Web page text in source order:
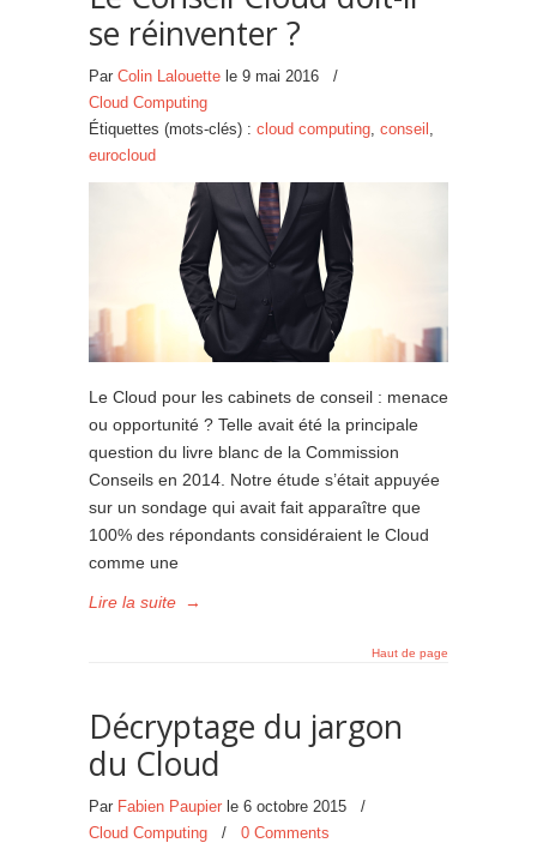
se réinventer ?
Par Colin Lalouette le 9 mai 2016
/
Cloud Computing
Étiquettes (mots-clés) : cloud computing, conseil ,
eurocloud
Le Cloud pour les cabinets de conseil : menace
ou opportunité ? Telle avait été la principale
question du livre blanc de la Commission
Conseils en 2014. Notre étude s’était appuyée
sur un sondage qui avait fait apparaître que
100% des répondants considéraient le Cloud
comme une
Lire la suite →
Haut de page
Décryptage du jargon
du Cloud
Par Fabien Paupier le 6 octobre 2015
/
Cloud Computing
/ 0 Comments